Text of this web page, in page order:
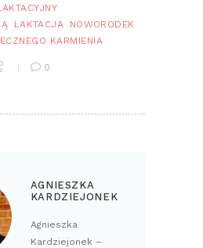
LAKTACJA
NOWORODEK
KARMIENIA
0
AGNIESZKA
KARDZIEJONEK
Agnieszka
Kardziejonek –